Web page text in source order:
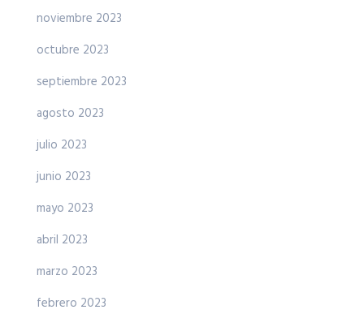
noviembre 2023
octubre 2023
septiembre 2023
agosto 2023
julio 2023
junio 2023
mayo 2023
abril 2023
marzo 2023
febrero 2023